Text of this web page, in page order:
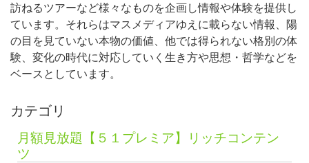
訪ねるツアーなど様々なものを企画し情報や体験を提供し
ています。それらはマスメディアゆえに載らない情報、陽
の目を見ていない本物の価値、他では得られない格別の体
験、変化の時代に対応していく生き方や思想・哲学などを
ベースとしています。
カテゴリ
月額見放題【５１プレミア】リッチコンテン
ツ